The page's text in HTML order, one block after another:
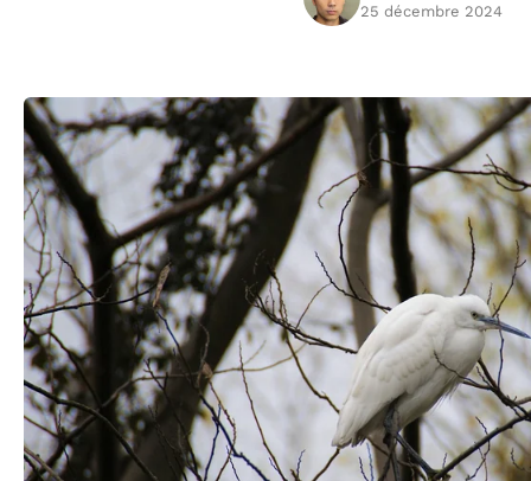
25 décembre 2024